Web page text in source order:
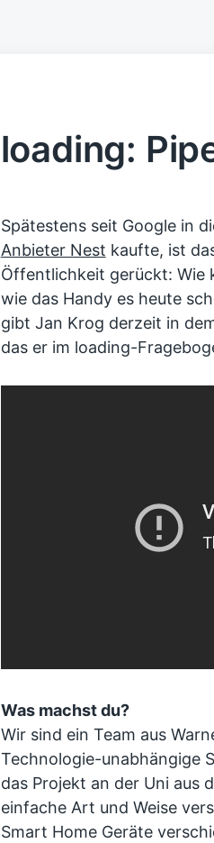
loading:
Spätestens seit Google in
Anbieter Nest kaufte, ist
Öffentlichkeit gerückt: Wie
wie das Handy es heute
gibt Jan Krog derzeit in
das er im loading-
Was machst du?
Wir sind ein Team aus
Technologie-unabhängige
das Projekt an der Uni aus
einfache Art und Weise
Smart Home Geräte